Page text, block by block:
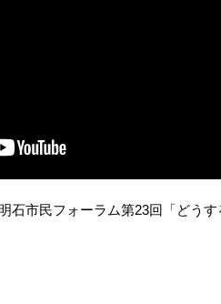
市民フォーラム第23回「どう